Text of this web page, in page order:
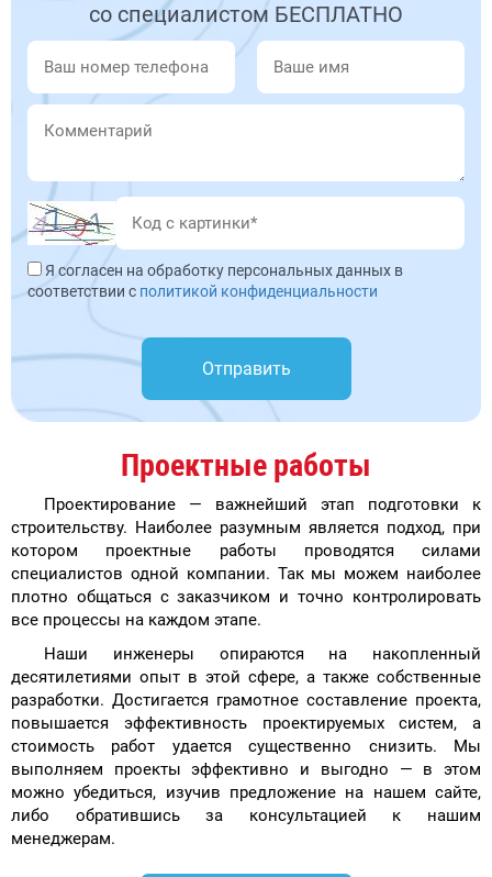
со специалистом БЕСПЛАТНО
Я согласен на обработку персональных данных в
соответствии с политикой конфиденциальности
Отправить
Проектные работы
Проектирование — важнейший этап подготовки к
строительству. Наиболее разумным является подход, при
котором проектные работы проводятся силами
специалистов одной компании. Так мы можем наиболее
плотно общаться с заказчиком и точно контролировать
все процессы на каждом этапе.
Наши инженеры опираются на накопленный
десятилетиями опыт в этой сфере, а также собственные
разработки. Достигается грамотное составление проекта,
повышается эффективность проектируемых систем, а
стоимость работ удается существенно снизить. Мы
выполняем проекты эффективно и выгодно — в этом
можно убедиться, изучив предложение на нашем сайте,
либо обратившись за консультацией к нашим
менеджерам.